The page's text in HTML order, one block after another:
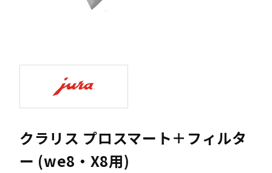
クラリス プロスマート＋フィルタ
ー (we8・X8用)